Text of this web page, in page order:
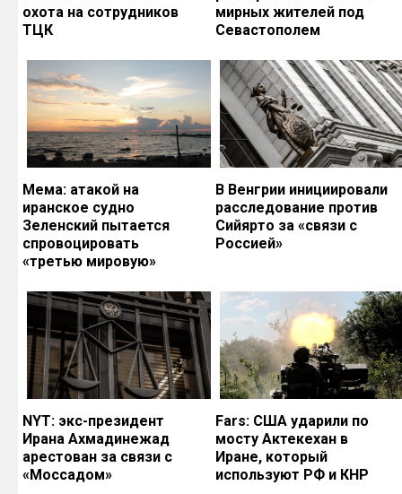
охота на сотрудников
ТЦК
мирных жителей под
Севастополем
Мема: атакой на
иранское судно
Зеленский пытается
спровоцировать
«третью мировую»
В Венгрии инициировали
расследование против
Сийярто за «связи с
Россией»
NYT: экс-президент
Ирана Ахмадинежад
арестован за связи с
«Моссадом»
Fars: США ударили по
мосту Актекехан в
Иране, который
используют РФ и КНР